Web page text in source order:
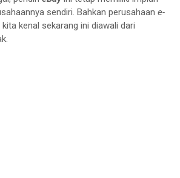
sendiri. Bahkan perusahaan e-
kenal sekarang ini diawali dari